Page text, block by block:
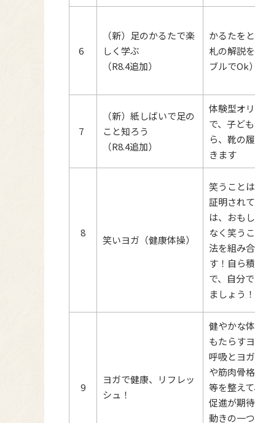
6
（新）足のかるたで楽
しく学ぶ
（R8.4追加）
かるたを
札の解説
ブルでOk）
7
（新）紙しばいで足の
こと知ろう
（R8.4追加）
体験型オ
で、子ど
ら、靴の
きます
8
笑いヨガ（健康体操）
笑うこと
証明され
は、おも
なく笑う
法を組み
す！自ら
で、自分
ましょう！
9
ヨガで健康、リフレッ
シュ！
健やかな
もたらす
呼吸とヨ
や筋肉骨
等を整え
促進が期
動きの一